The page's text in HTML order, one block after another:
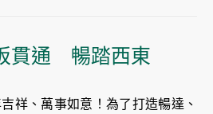
貫通 暢踏西東
祥、萬事如意！為了打造暢達、